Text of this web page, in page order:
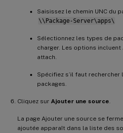
Saisissez le chemin UNC du
\\Package-Server\apps\
Sélectionnez les types de
charger. Les options incluent
attach.
Spécifiez s’il faut
packages.
Cliquez sur Ajouter une source
La page Ajouter une source se
ajoutée apparaît dans la liste des